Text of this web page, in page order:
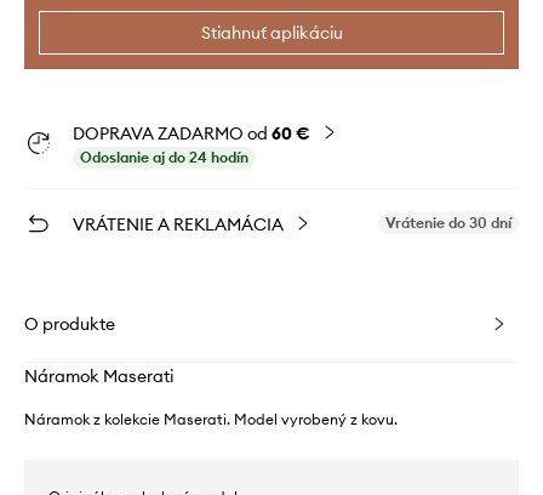
Stiahnuť aplikáciu
DOPRAVA ZADARMO od 60 €
Odoslanie aj do 24 hodín
VRÁTENIE A REKLAMÁCIA Vrátenie do 30 dní
O produkte
Náramok Maserati
Náramok z kolekcie Maserati. Model vyrobený z kovu.